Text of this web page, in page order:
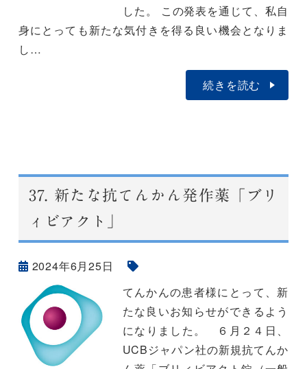
した。 この発表を通じて、私自
身にとっても新たな気付きを得る良い機会となりま
し…
続きを読む
37. 新たな抗てんかん発作薬「ブリ
ィビアクト」
2024年6月25日
てんかんの患者様にとって、新
たな良いお知らせができるよう
になりました。 ６月２４日、
UCBジャパン社の新規抗てんか